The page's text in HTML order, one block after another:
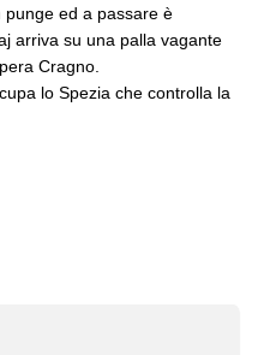
punge ed a passare è
arriva su una palla vagante
Cragno.
lo Spezia che controlla la